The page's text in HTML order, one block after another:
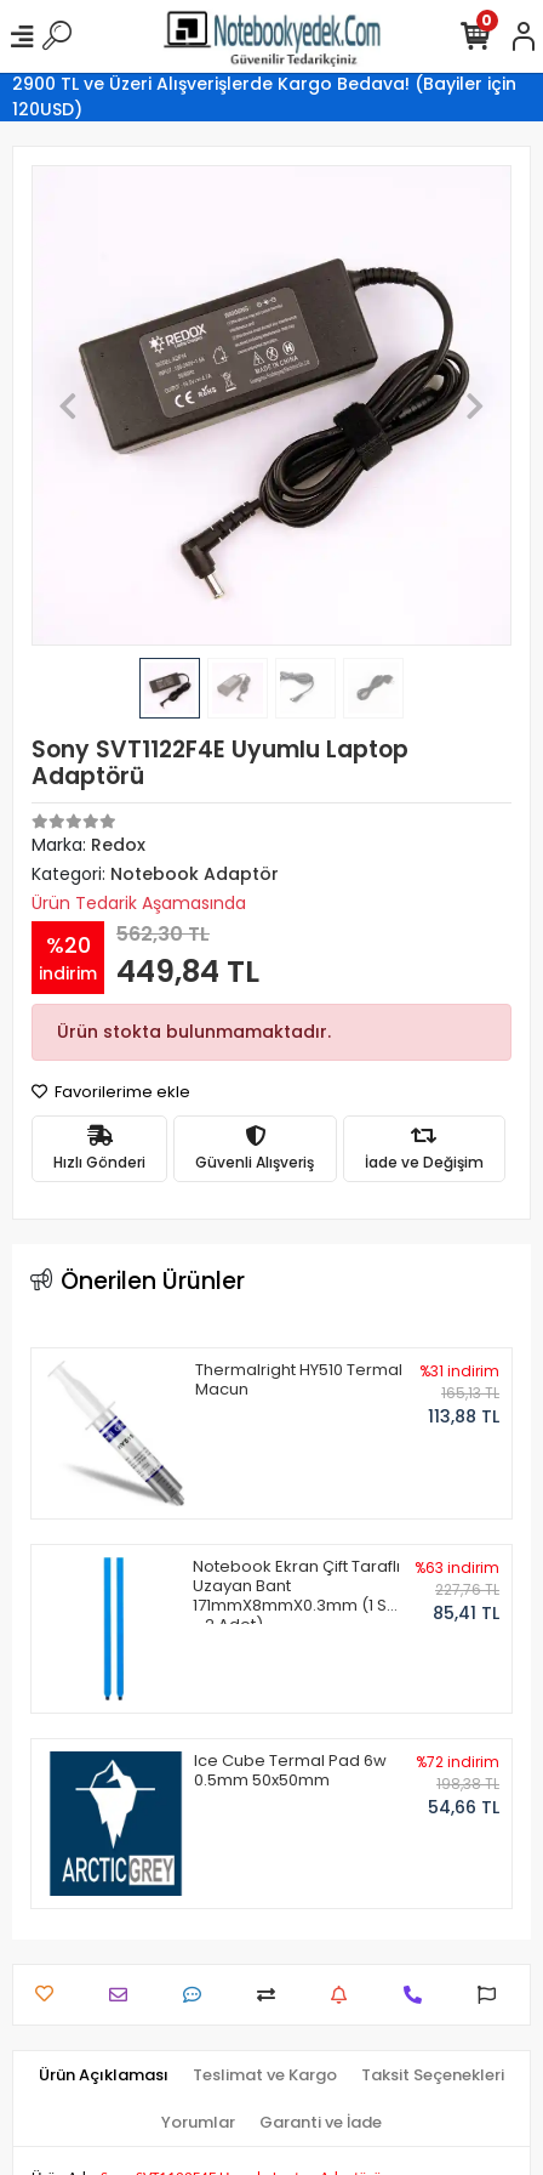
2900 TL ve Üzeri Alışverişlerde Kargo Bedava! (Bayiler için
120USD)
0
Sony SVT1122F4E Uyumlu Laptop
Adaptörü
Marka: Redox
Kategori: Notebook Adaptör
Ürün Tedarik Aşamasında
%20
indirim
562,30 TL
449,84 TL
Ürün stokta bulunmamaktadır.
Favorilerime ekle
Hızlı Gönderi Güvenli Alışveriş İade ve Değişim
Önerilen Ürünler
Thermalright HY510 Termal
Macun
%31 indirim
165,13 TL
113,88 TL
Notebook Ekran Çift Taraflı
Uzayan Bant
171mmX8mmX0.3mm (1 Set
- 2 Adet)
%63 indirim
227,76 TL
85,41 TL
Ice Cube Termal Pad 6w
0.5mm 50x50mm
%72 indirim
198,38 TL
54,66 TL
Ürün Açıklaması Teslimat ve Kargo Taksit Seçenekleri
Yorumlar Garanti ve İade